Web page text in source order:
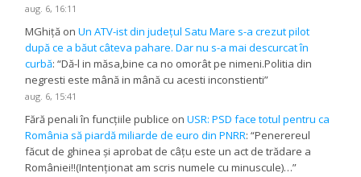
aug. 6, 16:11
MGhiță onUn ATV-ist din județul Satu Mare s-a crezut pilot
după ce a băut câteva pahare. Dar nu s-a mai descurcat în
curbă: “Dă-l in măsa,bine ca no omorât pe nimeni.Politia din
negresti este mână in mână cu acesti inconstienti”
aug. 6, 15:41
Fără penali în funcțiile publice onUSR: PSD face totul pentru ca
România să piardă miliarde de euro din PNRR: “Penerereul
făcut de ghinea și aprobat de câțu este un act de trădare a
României!!(Intenționat am scris numele cu minuscule)…”